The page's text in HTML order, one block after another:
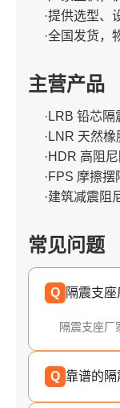
·提供选型、
·全国发货，
主营产品
·LRB 铅芯隔
·LNR 天然
·HDR 高阻
·FPS 摩擦
·建筑减震阻
常见问题
Q 隔震支座
隔震支座
Q 靠谱的隔